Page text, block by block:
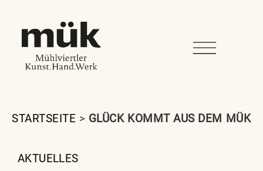
STARTSEITE > GLÜCK KOMMT AUS DEM MÜK
AKTUELLES